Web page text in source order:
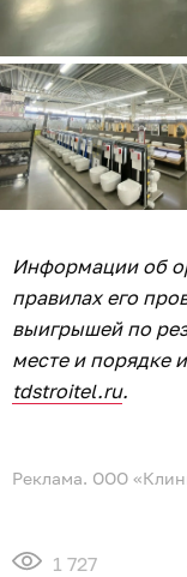
Информации об
правилах его
выигрышей по
месте и порядке
tdstroitel.ru.
Реклама. ООО
1 727